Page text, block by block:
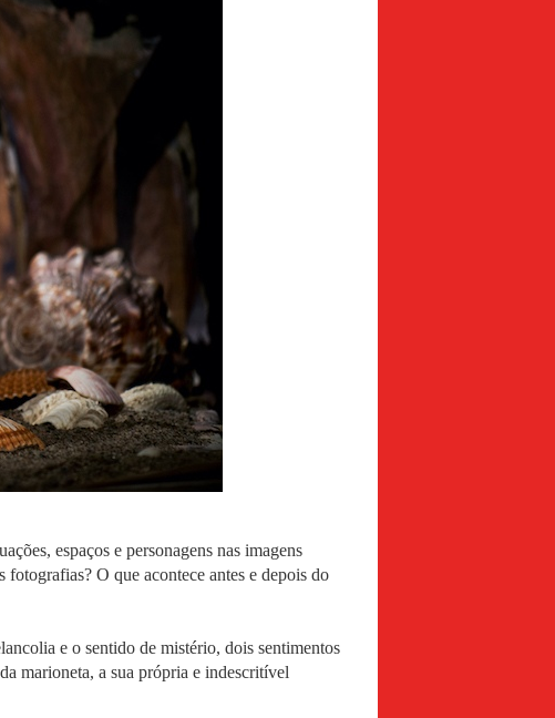
espaços e personagens nas imagens
O que acontece antes e depois do
e o sentido de mistério, dois sentimentos
marioneta, a sua própria e indescritível